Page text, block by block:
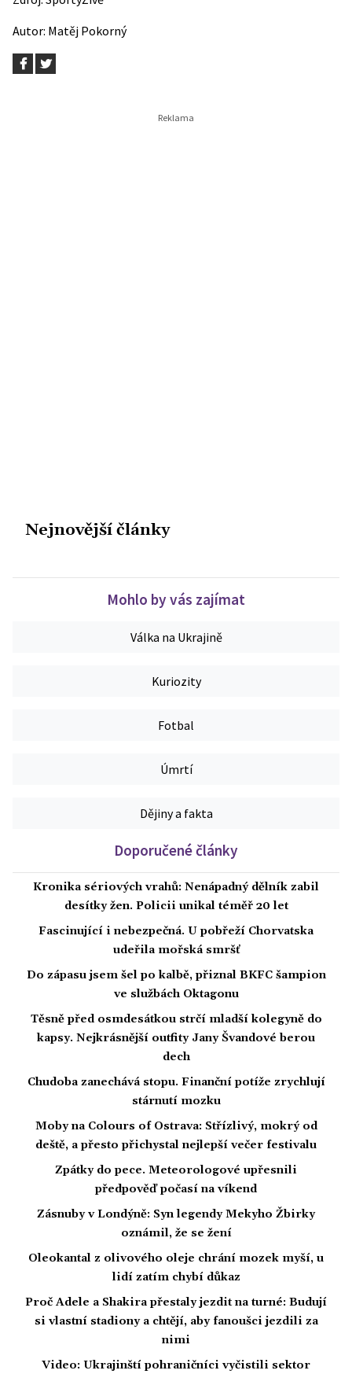
Autor: Matěj Pokorný
Nejnovější články
Mohlo by vás zajímat
Válka na Ukrajině
Kuriozity
Fotbal
Úmrtí
Dějiny a fakta
Doporučené články
Kronika sériových vrahů: Nenápadný dělník zabil
desítky žen. Policii unikal téměř 20 let
Fascinující i nebezpečná. U pobřeží Chorvatska
udeřila mořská smršť
Do zápasu jsem šel po kalbě, přiznal BKFC šampion
ve službách Oktagonu
Těsně před osmdesátkou strčí mladší kolegyně do
kapsy. Nejkrásnější outfity Jany Švandové berou
dech
Chudoba zanechává stopu. Finanční potíže zrychlují
stárnutí mozku
Moby na Colours of Ostrava: Střízlivý, mokrý od
deště, a přesto přichystal nejlepší večer festivalu
Zpátky do pece. Meteorologové upřesnili
předpověď počasí na víkend
Zásnuby v Londýně: Syn legendy Mekyho Žbirky
oznámil, že se žení
Oleokantal z olivového oleje chrání mozek myší, u
lidí zatím chybí důkaz
Proč Adele a Shakira přestaly jezdit na turné: Budují
si vlastní stadiony a chtějí, aby fanoušci jezdili za
nimi
Video: Ukrajinští pohraničníci vyčistili sektor